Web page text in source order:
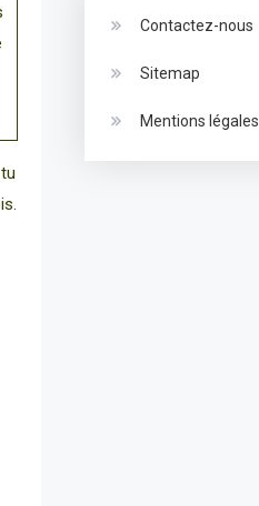
Contactez-nous
Sitemap
Mentions légales